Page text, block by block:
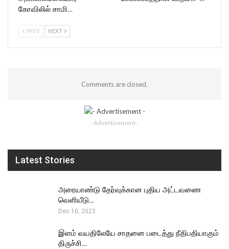
கோவிலில் சாமி…
PREV NEXT
Comments are closed.
- Advertisement -
Latest Stories
அரையாண்டு தேர்வுக்கான புதிய அட்டவணை
வெளியீடு…
Dec 10, 2023
இளம் வயதிலேயே சாதனை படைத்து நீதிபதியாகும்
திருச்சி…